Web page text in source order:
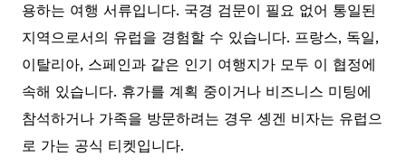
용하는 여행 서류입니다. 국경 검문이 필요 없어 통일된
지역으로서의 유럽을 경험할 수 있습니다. 프랑스, 독일,
이탈리아, 스페인과 같은 인기 여행지가 모두 이 협정에
속해 있습니다. 휴가를 계획 중이거나 비즈니스 미팅에
참석하거나 가족을 방문하려는 경우 솅겐 비자는 유럽으
로 가는 공식 티켓입니다.